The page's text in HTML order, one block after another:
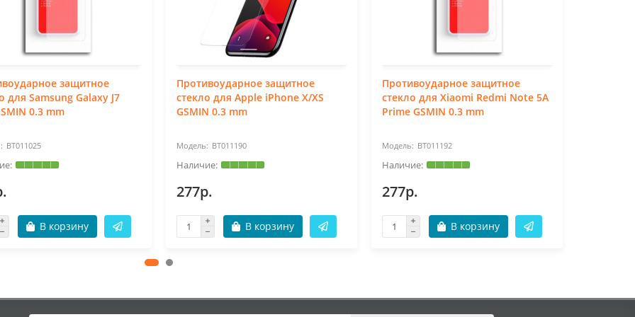
защитное
для Samsung Galaxy J7
0.3 mm
BT011025
В корзину
Противоударное защитное
стекло для Apple iPhone X/XS
GSMIN 0.3 mm
BT011190
277р.
В корзину
Противоударное защитное
стекло для Xiaomi Redmi Note 5A
Prime GSMIN 0.3 mm
BT011192
277р.
В корзину